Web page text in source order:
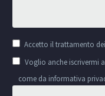
Accetto iltrattamento
Voglio anche iscrivermi
come da informativa